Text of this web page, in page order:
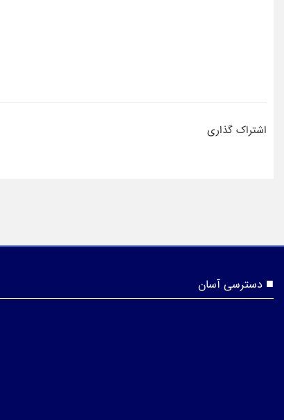
اشتراک گذاری
دسترسی آسان